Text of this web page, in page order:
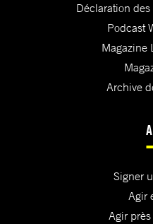
Déclaration
Podcast
Magazine
Archive
Signer
Agir
Agir